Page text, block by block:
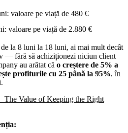
valoare pe viață de 480 €
valoare pe viață de 2.880 €
la 8 luni la 18 luni, ai mai mult decât
— fără să achiziționezi niciun client
au arătat că o creștere de 5% a
profiturile cu 25 până la 95%, în
Value of Keeping the Right